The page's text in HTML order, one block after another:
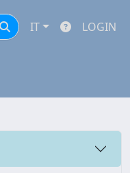
IT LOGIN